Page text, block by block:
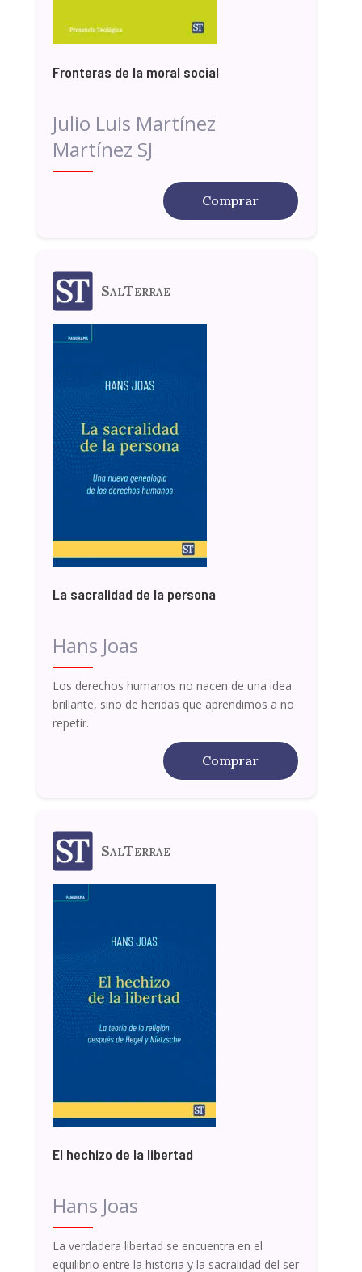
Fronteras de la moral social
Julio Luis Martínez
Martínez SJ
Comprar
SalTerrae
La sacralidad de la persona
Hans Joas
Los derechos humanos no nacen de una idea
brillante, sino de heridas que aprendimos a no
repetir.
Comprar
SalTerrae
El hechizo de la libertad
Hans Joas
La verdadera libertad se encuentra en el
equilibrio entre la historia y la sacralidad del ser